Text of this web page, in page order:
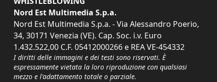
Nord Est Multimedia S.p.a.
Nord Est Multimedia S.p.a. - Via Alessandro Poerio,
34, 30171 Venezia (VE). Cap. Soc. i.v. Euro
1.432.522,00 C.F. 05412000266 e REA VE-454332
I diritti delle immagini e dei testi sono riservati. È
espressamente vietata la loro riproduzione con qualsiasi
mezzo e l'adattamento totale o parziale.